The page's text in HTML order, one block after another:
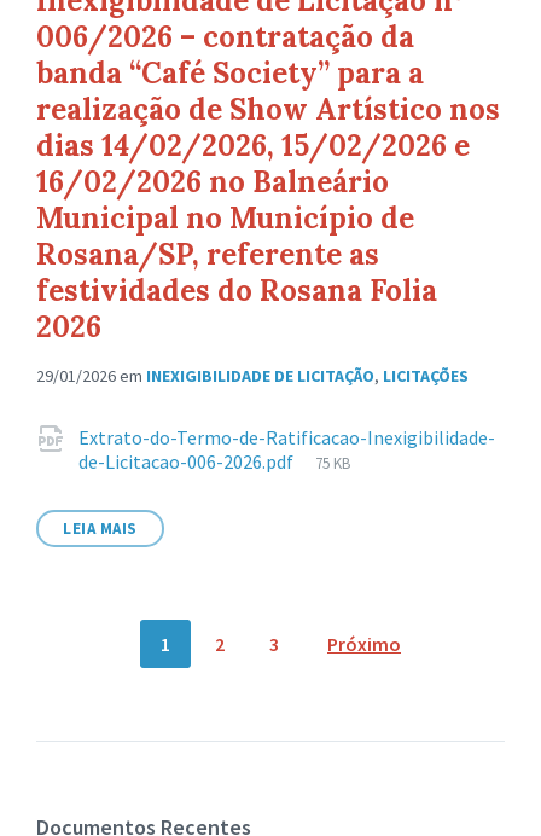
006/2026 – contratação da
banda “Café Society” para a
realização de Show Artístico nos
dias 14/02/2026, 15/02/2026 e
16/02/2026 no Balneário
Municipal no Município de
Rosana/SP, referente as
festividades do Rosana Folia
2026
29/01/2026em INEXIGIBILIDADE DE LICITAÇÃO, LICITAÇÕES
Anexos
Extrato-do-Termo-de-Ratificacao-Inexigibilidade-
de-Licitacao-006-2026.pdf
Tamanho
75 KB
LEIA MAIS
Navegação
posts
1 2 3 Próximo
Documentos Recentes